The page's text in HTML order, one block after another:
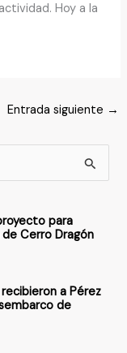
Hoy a la
Entrada siguiente →
para
Cerro Dragón
a Pérez
de